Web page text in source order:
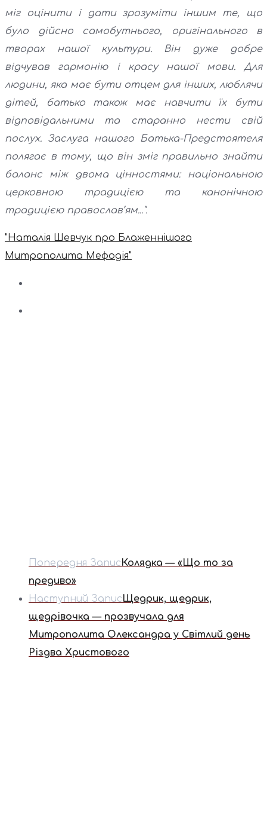
міг оцінити і дати зрозуміти іншим те, що
було дійсно самобутнього, оригінального в
творах нашої культури. Він дуже добре
відчував гармонію і красу нашої мови. Для
людини, яка має бути отцем для інших, люблячи
дітей, батько також має навчити їх бути
відповідальними та старанно нести свій
послух. Заслуга нашого Батька-Предстоятеля
полягає в тому, що він зміг правильно знайти
баланс між двома цінностями: національною
церковною традицією та канонічною
традицією православ’ям...".
"Наталія Шевчук про Блаженнішого
Митрополита Мефодія"
Попередня ЗаписКолядка — «Що то за
предиво»
Наступний ЗаписЩедрик, щедрик,
щедрівочка — прозвучала для
Митрополита Олександра у Світлий день
Різдва Христового